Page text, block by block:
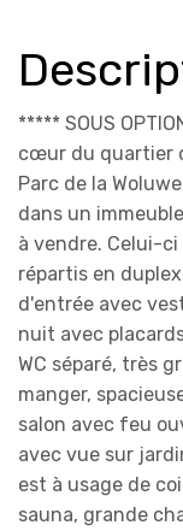
***** SOUS
cœur du quartier
Parc de la
dans un
à vendre. Celui-ci
répartis en
d'entrée avec
nuit avec
WC séparé, très
manger,
salon avec feu
avec vue sur
est à usage de
sauna, grande